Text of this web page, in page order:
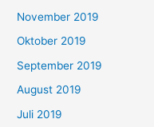
November 2019
Oktober 2019
September 2019
August 2019
Juli 2019